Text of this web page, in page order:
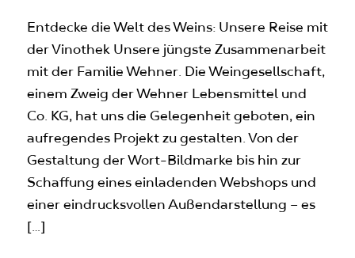
Entdecke die Welt des Weins: Unsere Reise mit
der Vinothek Unsere jüngste Zusammenarbeit
mit der Familie Wehner. Die Weingesellschaft,
einem Zweig der Wehner Lebensmittel und
Co. KG, hat uns die Gelegenheit geboten, ein
aufregendes Projekt zu gestalten. Von der
Gestaltung der Wort-Bildmarke bis hin zur
Schaffung eines einladenden Webshops und
einer eindrucksvollen Außendarstellung – es
[…]